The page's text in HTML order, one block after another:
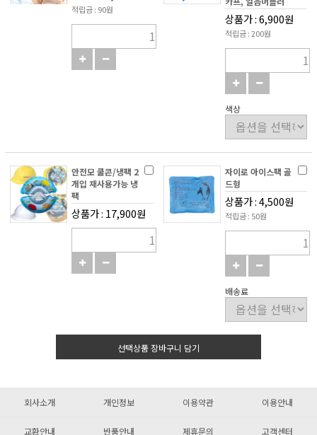
적립금 : 90원
상품가 : 6,900원
적립금 : 200원
색상
안전모 쿨콘/냉팩 2
개입 재사용가능 냉
팩
상품가 : 17,900원
자이로 아이스팩 골
드형
상품가 : 4,500원
적립금 : 50원
배송료
선택상품 장바구니 담기
회사소개 개인정보 이용약관 이용안내
교환안내 반품안내 제휴문의 고객센터